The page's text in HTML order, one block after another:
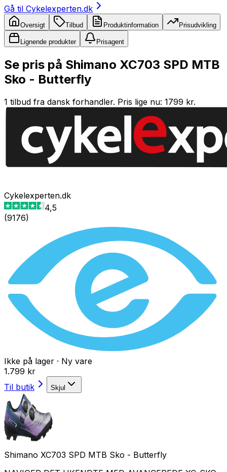
Gå til Cykelexperten.dk
Oversigt Tilbud Produktinformation Prisudvikling
Lignende produkter Prisagent
Se pris på Shimano XC703 SPD MTB
Sko - Butterfly
1 tilbud fra dansk forhandler. Pris lige nu: 1799 kr.
Cykelexperten.dk
4,5
(9176)
Ikke på lager · Ny vare
1.799 kr
Til butik
Skjul
Shimano XC703 SPD MTB Sko - Butterfly